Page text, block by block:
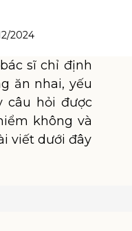
2024
sĩ chỉ định
ăn nhai, yếu
câu hỏi được
không và
viết dưới đây